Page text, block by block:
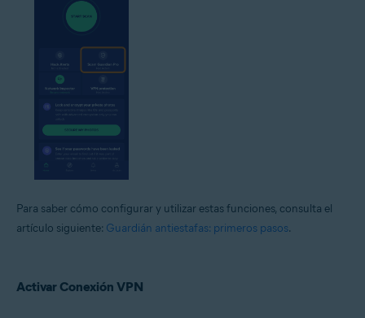
Para saber cómo configurar y utilizar estas funciones, consulta el
artículo siguiente: Guardián antiestafas: primeros pasos.
Activar Conexión VPN